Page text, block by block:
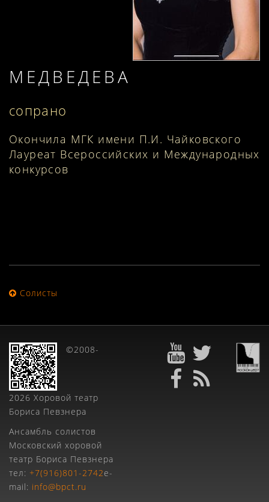
МЕДВЕДЕВА
сопрано
Окончила МГК имени П.И. Чайковского
Лауреат Всероссийских и Международных
конкурсов
Солисты
©2008-
2026 Хоровой театр
Бориса Певзнера
Ансамбль солистов
Московский хоровой
театр Бориса Певзнера
тел: +7(916)801-2742e-
mail: info@bpct.ru